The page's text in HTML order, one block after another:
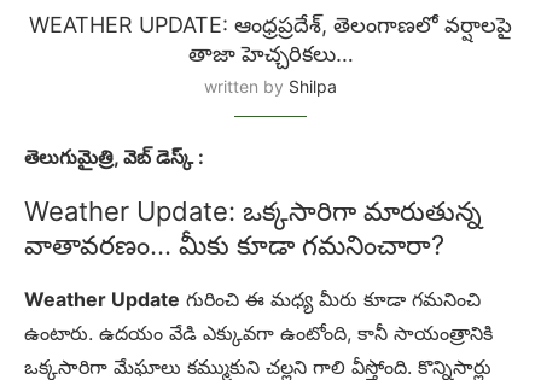
WEATHER UPDATE: ఆంధ్రప్రదేశ్, తెలంగాణలో వర్షాలపై
తాజా హెచ్చరికలు…
written by Shilpa
తెలుగుమైత్రి, వెబ్ డెస్క్ :
Weather Update: ఒక్కసారిగా మారుతున్న
వాతావరణం… మీకు కూడా గమనించారా?
Weather Update గురించి ఈ మధ్య మీరు కూడా గమనించి
ఉంటారు. ఉదయం వేడి ఎక్కువగా ఉంటోంది, కానీ సాయంత్రానికి
ఒక్కసారిగా మేఘాలు కమ్ముకుని చల్లని గాలి వీస్తోంది. కొన్నిసార్లు